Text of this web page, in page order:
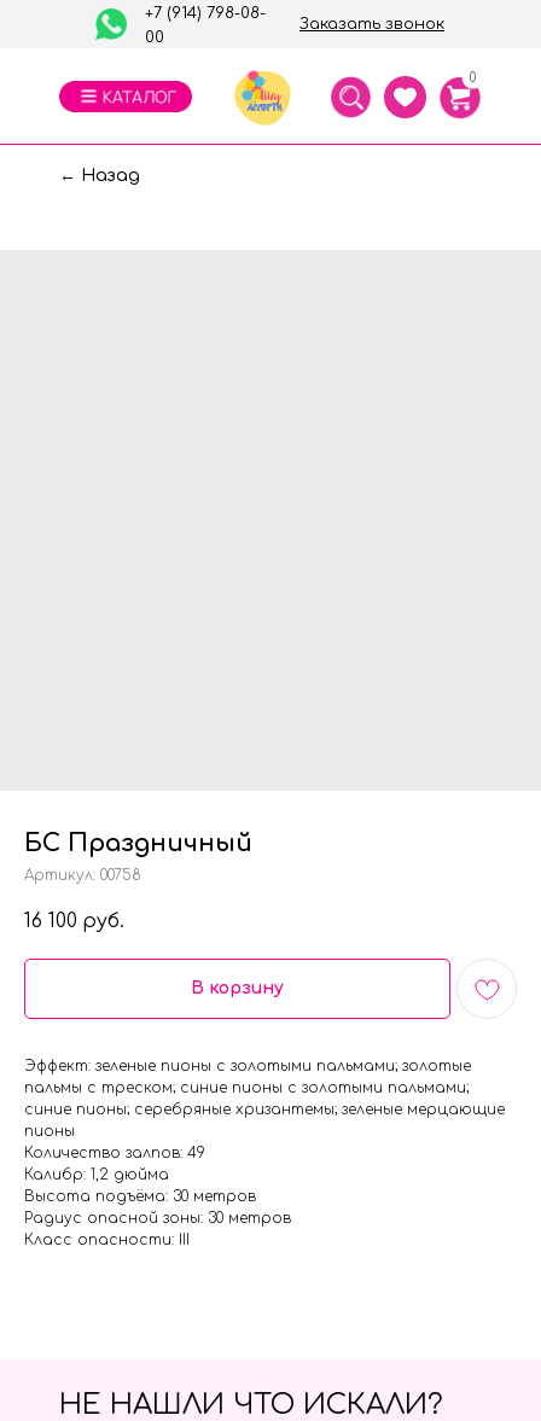
Заказать звонок
+7 (914) 798-08-
00
0
← Назад
БС Праздничный
Артикул: 00758
16 100 руб.
В корзину
Эффект: зеленые пионы с золотыми пальмами; золотые
пальмы с треском; синие пионы с золотыми пальмами;
синие пионы; серебряные хризантемы; зеленые мерцающие
пионы
Количество залпов: 49
Калибр: 1,2 дюйма
Высота подъёма: 30 метров
Радиус опасной зоны: 30 метров
Класс опасности: III
НЕ НАШЛИ ЧТО ИСКАЛИ?